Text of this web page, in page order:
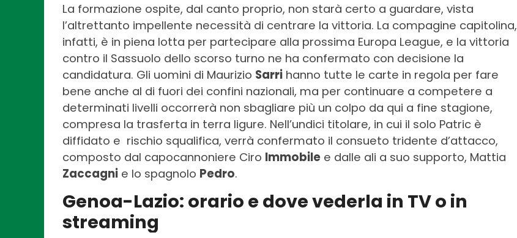
La formazione ospite, dal canto proprio, non starà certo a guardare, vista
l’altrettanto impellente necessità di centrare la vittoria. La compagine capitolina,
infatti, è in piena lotta per partecipare alla prossima Europa League, e la vittoria
contro il Sassuolo dello scorso turno ne ha confermato con decisione la
candidatura. Gli uomini di Maurizio Sarri hanno tutte le carte in regola per fare
bene anche al di fuori dei confini nazionali, ma per continuare a competere a
determinati livelli occorrerà non sbagliare più un colpo da qui a fine stagione,
compresa la trasferta in terra ligure. Nell’undici titolare, in cui il solo Patric è
diffidato e rischio squalifica, verrà confermato il consueto tridente d’attacco,
composto dal capocannoniere Ciro Immobile e dalle ali a suo supporto, Mattia
Zaccagni e lo spagnolo Pedro.
Genoa-Lazio: orario e dove vederla in TV o in
streaming